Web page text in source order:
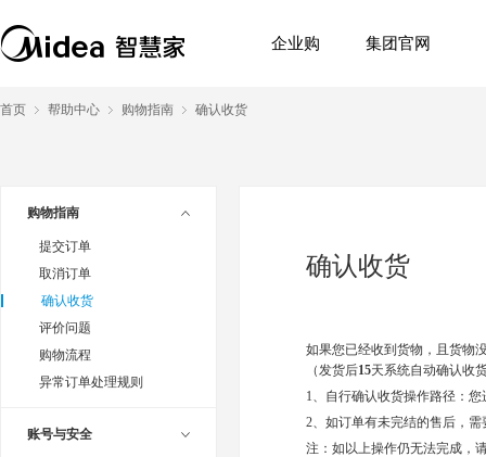
企业购 集团官网
首页 帮助中心 购物指南 确认收货
购物指南
提交订单
取消订单
确认收货
评价问题
购物流程
异常订单处理规则
账号与安全
确认收货
如果您已经收到货物，且货物
（发货后15天系统自动确认收
1、自行确认收货操作路径：
2、如订单有未完结的售后，
注：如以上操作仍无法完成，